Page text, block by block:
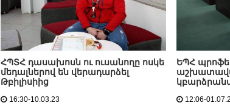
ՀՊՏՀ դասախոսն ու ուսանողը ոսկե
մեդալներով են վերադարձել
Թբիլիսիից
16:30-10.03.23
ԵՊՀ
12:06-